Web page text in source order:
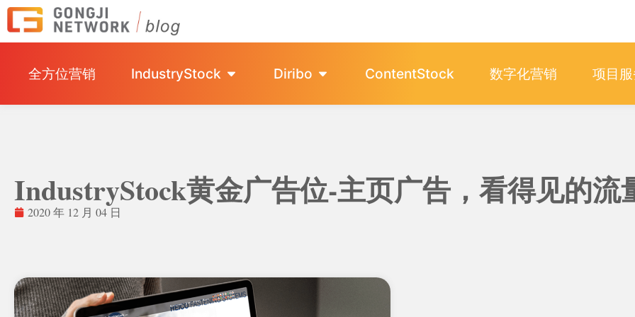
全方位营销 IndustryStock Diribo ContentStock 数字化营销 项目
IndustryStock黄金广告位-主页广告，看得见的流
2020 年 12 月 04 日